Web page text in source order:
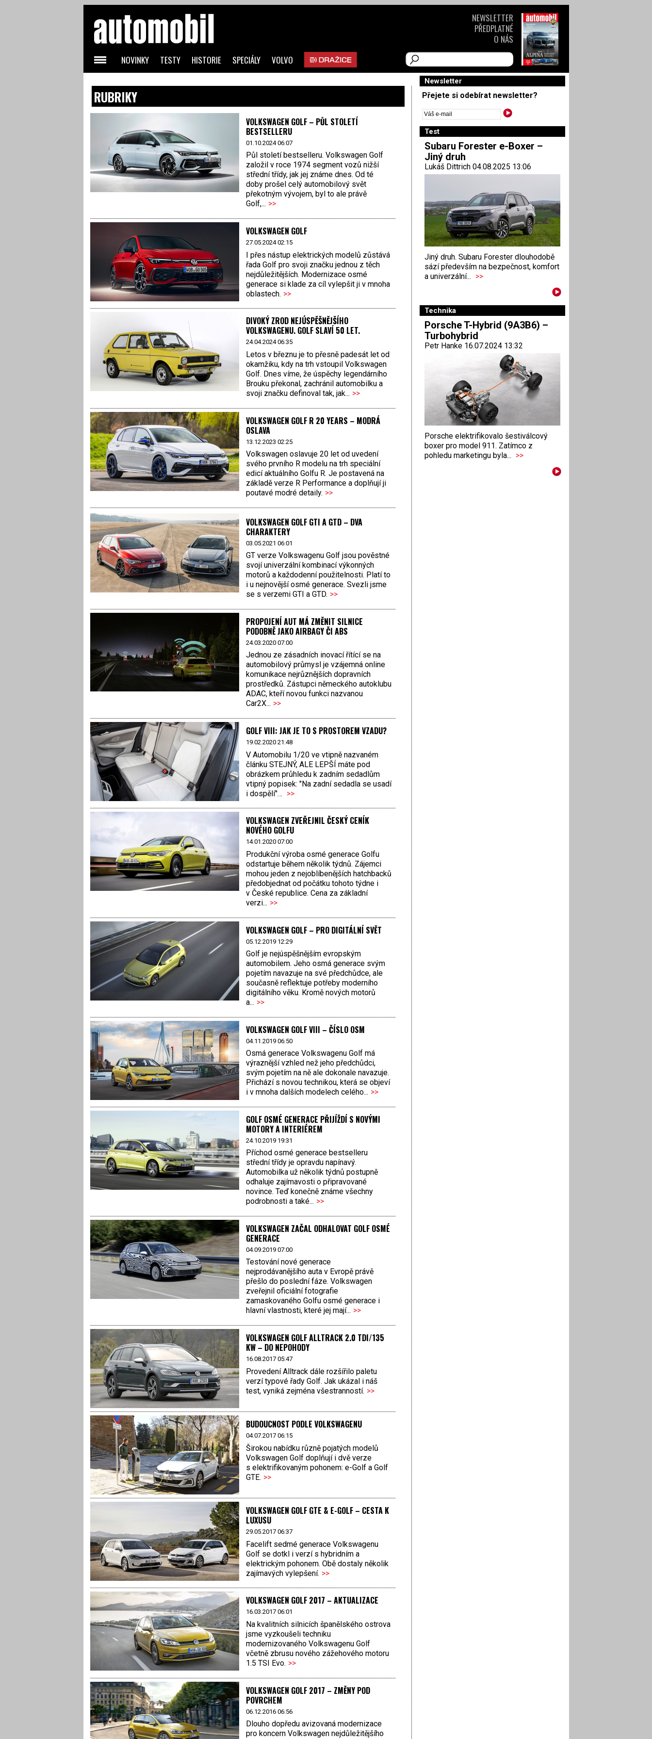
RUBRIKY
VOLKSWAGEN GOLF – PŮL STOLETÍ
BESTSELLERU
01.10.2024 06:07
Půl století bestselleru. Volkswagen Golf
založil v roce 1974 segment vozů nižší
střední třídy, jak jej známe dnes. Od té
doby prošel celý automobilový svět
překotným vývojem, byl to ale právě
Golf,... >>
VOLKSWAGEN GOLF
27.05.2024 02:15
I přes nástup elektrických modelů zůstává
řada Golf pro svoji značku jednou z těch
nejdůležitějších. Modernizace osmé
generace si klade za cíl vylepšit ji v mnoha
oblastech. >>
DIVOKÝ ZROD NEJÚSPĚŠNĚJŠÍHO
VOLKSWAGENU. GOLF SLAVÍ 50 LET.
24.04.2024 06:35
Letos v březnu je to přesně padesát let od
okamžiku, kdy na trh vstoupil Volkswagen
Golf. Dnes víme, že úspěchy legendárního
Brouku překonal, zachránil automobilku a
svoji značku definoval tak, jak... >>
VOLKSWAGEN GOLF R 20 YEARS – MODRÁ
OSLAVA
13.12.2023 02:25
Volkswagen oslavuje 20 let od uvedení
svého prvního R modelu na trh speciální
edicí aktuálního Golfu R. Je postavená na
základě verze R Performance a doplňují ji
poutavé modré detaily. >>
VOLKSWAGEN GOLF GTI A GTD – DVA
CHARAKTERY
03.05.2021 06:01
GT verze Volkswagenu Golf jsou pověstné
svojí univerzální kombinací výkonných
motorů a každodenní použitelnosti. Platí to
i u nejnovější osmé generace. Svezli jsme
se s verzemi GTI a GTD. >>
PROPOJENÍ AUT MÁ ZMĚNIT SILNICE
PODOBNĚ JAKO AIRBAGY ČI ABS
24.03.2020 07:00
Jednou ze zásadních inovací řítící se na
automobilový průmysl je vzájemná online
komunikace nejrůznějších dopravních
prostředků. Zástupci německého autoklubu
ADAC, kteří novou funkci nazvanou
Car2X... >>
GOLF VIII: JAK JE TO S PROSTOREM VZADU?
19.02.2020 21:48
V Automobilu 1/20 ve vtipně nazvaném
článku STEJNÝ, ALE LEPŠÍ máte pod
obrázkem průhledu k zadním sedadlům
vtipný popisek: "Na zadní sedadla se usadí
i dospělí"… >>
VOLKSWAGEN ZVEŘEJNIL ČESKÝ CENÍK
NOVÉHO GOLFU
14.01.2020 07:00
Produkční výroba osmé generace Golfu
odstartuje během několik týdnů. Zájemci
mohou jeden z nejoblíbenějších hatchbacků
předobjednat od počátku tohoto týdne i
v České republice. Cena za základní
verzi... >>
VOLKSWAGEN GOLF – PRO DIGITÁLNÍ SVĚT
05.12.2019 12:29
Golf je nejúspěšnějším evropským
automobilem. Jeho osmá generace svým
pojetím navazuje na své předchůdce, ale
současně reflektuje potřeby moderního
digitálního věku. Kromě nových motorů
a... >>
VOLKSWAGEN GOLF VIII – ČÍSLO OSM
04.11.2019 06:50
Osmá generace Volkswagenu Golf má
výraznější vzhled než jeho předchůdci,
svým pojetím na ně ale dokonale navazuje.
Přichází s novou technikou, která se objeví
i v mnoha dalších modelech celého... >>
GOLF OSMÉ GENERACE PŘIJÍŽDÍ S NOVÝMI
MOTORY A INTERIÉREM
24.10.2019 19:31
Příchod osmé generace bestselleru
střední třídy je opravdu napínavý.
Automobilka už několik týdnů postupně
odhaluje zajímavosti o připravované
novince. Teď konečně známe všechny
podrobnosti a také... >>
VOLKSWAGEN ZAČAL ODHALOVAT GOLF OSMÉ
GENERACE
04.09.2019 07:00
Testování nové generace
nejprodávanějšího auta v Evropě právě
přešlo do poslední fáze. Volkswagen
zveřejnil oficiální fotografie
zamaskovaného Golfu osmé generace i
hlavní vlastnosti, které jej mají... >>
VOLKSWAGEN GOLF ALLTRACK 2.0 TDI/135
KW – DO NEPOHODY
16.08.2017 05:47
Provedení Alltrack dále rozšířilo paletu
verzí typové řady Golf. Jak ukázal i náš
test, vyniká zejména všestranností. >>
BUDOUCNOST PODLE VOLKSWAGENU
04.07.2017 06:15
Širokou nabídku různě pojatých modelů
Volkswagen Golf doplňují i dvě verze
s elektrifikovaným pohonem: e-Golf a Golf
GTE. >>
VOLKSWAGEN GOLF GTE & E-GOLF – CESTA K
LUXUSU
29.05.2017 06:37
Facelift sedmé generace Volkswagenu
Golf se dotkl i verzí s hybridním a
elektrickým pohonem. Obě dostaly několik
zajímavých vylepšení. >>
VOLKSWAGEN GOLF 2017 – AKTUALIZACE
16.03.2017 06:01
Na kvalitních silnicích španělského ostrova
jsme vyzkoušeli techniku
modernizovaného Volkswagenu Golf
včetně zbrusu nového zážehového motoru
1.5 TSI Evo. >>
VOLKSWAGEN GOLF 2017 – ZMĚNY POD
POVRCHEM
06.12.2016 06:56
Dlouho dopředu avizovaná modernizace
pro koncern Volkswagen nejdůležitějšího
Newsletter
Přejete si odebírat newsletter?
Test
Subaru Forester e-Boxer –
Jiný druh
Lukáš Dittrich 04.08.2025 13:06
Jiný druh. Subaru Forester dlouhodobě
sází především na bezpečnost, komfort
a univerzální... >>
Technika
Porsche T-Hybrid (9A3B6) –
Turbohybrid
Petr Hanke 16.07.2024 13:32
Porsche elektrifikovalo šestiválcový
boxer pro model 911. Zatímco z
pohledu marketingu byla... >>
NOVINKY TESTY HISTORIE SPECIÁLY VOLVO
NEWSLETTER
PŘEDPLATNÉ
O NÁS